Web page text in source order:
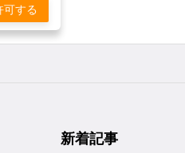
新着記事
可する